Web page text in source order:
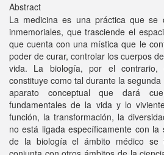
Abstract
La medicina es una práctica que se
inmemoriales, que trasciende el
que cuenta con una mística que le
poder de curar, controlar los cuerpos
vida. La biología, por el
constituye como tal durante la
aparato conceptual que dará
fundamentales de la vida y lo
función, la transformación, la
no está ligada específicamente con
de la biología el ámbito médico se